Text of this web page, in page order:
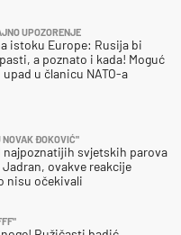
UPOZORENJE
istoku Europe: Rusija bi
a poznato i kada! Moguć
u članicu NATO-a
NOVAK ĐOKOVIĆ"
najpoznatijih svjetskih parova
ovakve reakcije
nisu očekivali